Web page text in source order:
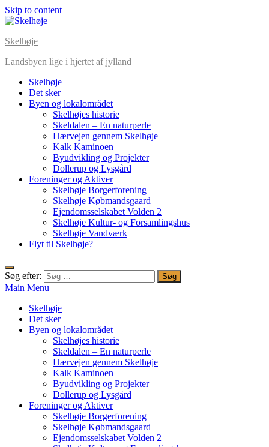
Skip to content
Skelhøje
Landsbyen lige i hjertet af jylland
Skelhøje
Det sker
Byen og lokalområdet
Skelhøjes historie
Skeldalen – En naturperle
Hærvejen gennem Skelhøje
Kalk Kaminoen
Byudvikling og Projekter
Dollerup og Lysgård
Foreninger og Aktiver
Skelhøje Borgerforening
Skelhøje Købmandsgaard
Ejendomsselskabet Volden 2
Skelhøje Kultur- og Forsamlingshus
Skelhøje Vandværk
Flyt til Skelhøje?
Søg efter:
Main Menu
Skelhøje
Det sker
Byen og lokalområdet
Skelhøjes historie
Skeldalen – En naturperle
Hærvejen gennem Skelhøje
Kalk Kaminoen
Byudvikling og Projekter
Dollerup og Lysgård
Foreninger og Aktiver
Skelhøje Borgerforening
Skelhøje Købmandsgaard
Ejendomsselskabet Volden 2